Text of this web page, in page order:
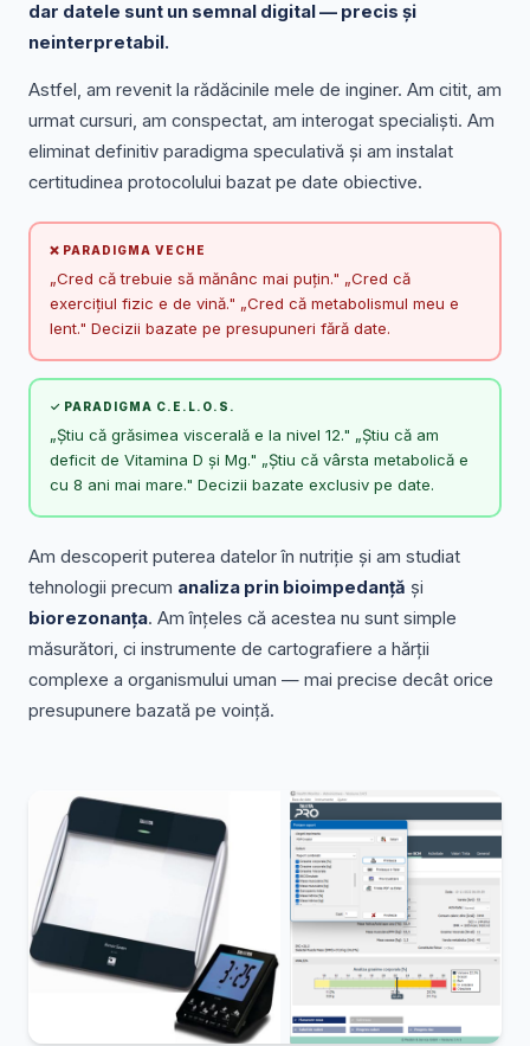
dar datele sunt un semnal digital — precis și
neinterpretabil.
Astfel, am revenit la rădăcinile mele de inginer. Am citit, am
urmat cursuri, am conspectat, am interogat specialiști. Am
eliminat definitiv paradigma speculativă și am instalat
certitudinea protocolului bazat pe date obiective.
❌ PARADIGMA VECHE
„Cred că trebuie să mănânc mai puțin." „Cred că
exercițiul fizic e de vină." „Cred că metabolismul meu e
lent." Decizii bazate pe presupuneri fără date.
✓ PARADIGMA C.E.L.O.S.
„Știu că grăsimea viscerală e la nivel 12." „Știu că am
deficit de Vitamina D și Mg." „Știu că vârsta metabolică e
cu 8 ani mai mare." Decizii bazate exclusiv pe date.
Am descoperit puterea datelor în nutriție și am studiat
tehnologii precum analiza prin bioimpedanță și
biorezonanța. Am înțeles că acestea nu sunt simple
măsurători, ci instrumente de cartografiere a hărții
complexe a organismului uman — mai precise decât orice
presupunere bazată pe voință.